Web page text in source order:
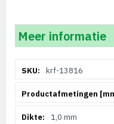
Meer informatie
informatiekrf-13816
1,0 mm